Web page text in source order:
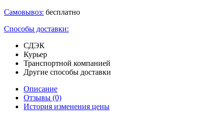
Самовывоз: бесплатно
Способы доставки:
СДЭК
Курьер
Транспортной компанией
Другие способы доставки
Описание
Отзывы (0)
История изменения цены